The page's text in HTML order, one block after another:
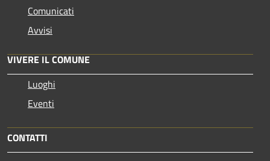
Comunicati
Avvisi
VIVERE IL COMUNE
Luoghi
Eventi
CONTATTI